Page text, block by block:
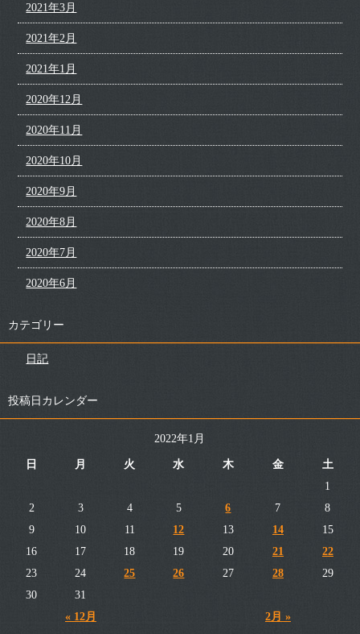
2021年3月
2021年2月
2021年1月
2020年12月
2020年11月
2020年10月
2020年9月
2020年8月
2020年7月
2020年6月
カテゴリー
日記
投稿日カレンダー
2022年1月
日 月 火 水 木 金 土
« 12月 2月 »
1
2
3 4 5 6 7
8
9
10 11 12 13 14
15
16
17 18 19 20 21
22
23
24 25 26 27 28
29
30
31